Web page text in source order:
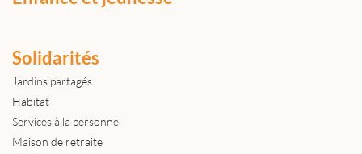
Solidarités
Jardins partagés
Habitat
Services à la personne
Maison de retraite